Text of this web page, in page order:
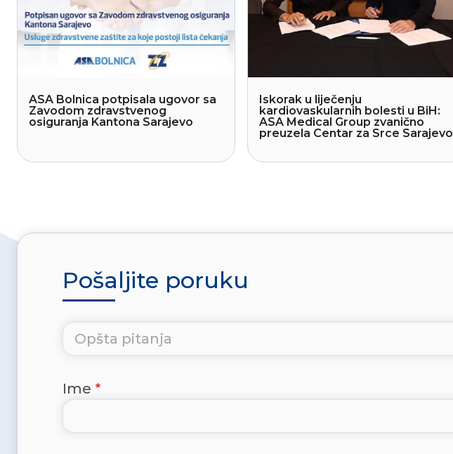
ASA Bolnica potpisala ugovor sa
Zavodom zdravstvenog
osiguranja Kantona Sarajevo
Iskorak u liječenju
kardiovaskularnih bolesti u BiH:
ASA Medical Group zvanično
preuzela Centar za Srce Sarajevo
Pošaljite poruku
Ime